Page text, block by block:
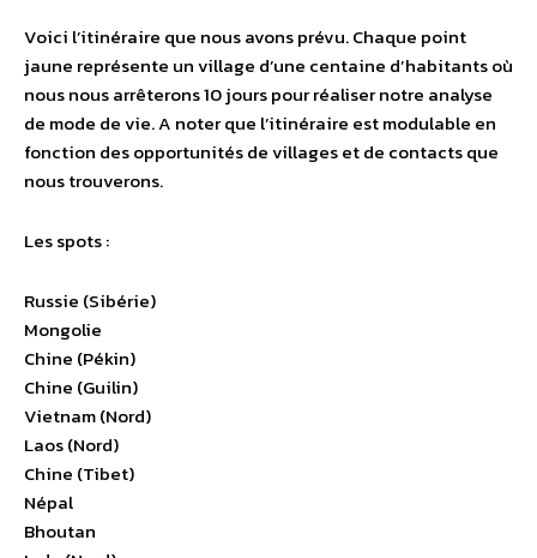
Voici l’itinéraire que nous avons prévu. Chaque point
jaune représente un village d’une centaine d’habitants où
nous nous arrêterons 10 jours pour réaliser notre analyse
de mode de vie. A noter que l’itinéraire est modulable en
fonction des opportunités de villages et de contacts que
nous trouverons.
Les spots :
Russie (Sibérie)
Mongolie
Chine (Pékin)
Chine (Guilin)
Vietnam (Nord)
Laos (Nord)
Chine (Tibet)
Népal
Bhoutan